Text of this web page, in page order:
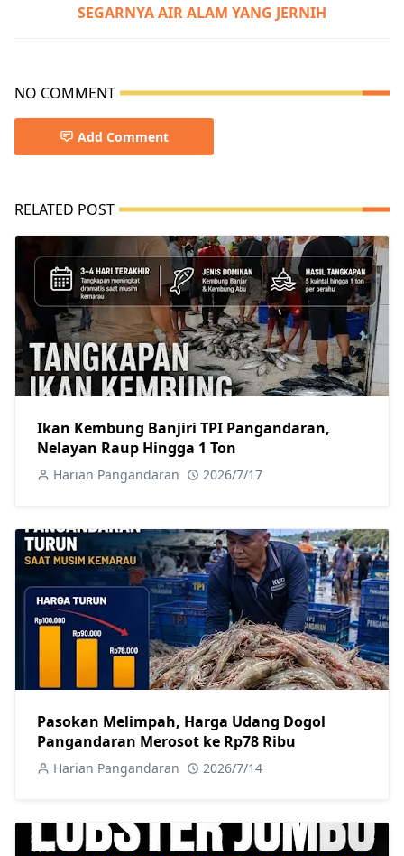
SEGARNYA AIR ALAM YANG JERNIH
NO COMMENT
Add Comment
RELATED POST
Ikan Kembung Banjiri TPI Pangandaran,
Nelayan Raup Hingga 1 Ton
Harian Pangandaran 2026/7/17
Pasokan Melimpah, Harga Udang Dogol
Pangandaran Merosot ke Rp78 Ribu
Harian Pangandaran 2026/7/14